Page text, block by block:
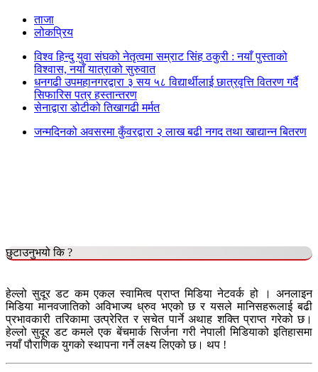
ताजा
लोकप्रिय
विश्व हिन्दु युवा संघको नेतृत्वमा सम्राट सिंह ठकुरी : नयाँ पुस्ताको
विश्वास, नयाँ यात्राको सुरुवात
धनगढी उपमहानगरद्वारा ३ सय ५८ विद्यार्थीलाई छात्रवृत्ति वितरण गर्दै
सिफारिस पत्र हस्तान्तरण
सेनाद्वारा डोटीको तिखागढी मर्मत
जन्मदिनको अवसरमा कुँवरद्वारा २ लाख बढी नगद तथा खाद्यान्न बितरण
छुटाउनुभयो कि ?
हेल्लो सुदूर डट कम एकल स्वामित्व प्राप्त मिडिया नेटवर्क हो । अनलाइन
मिडिया मानवजातिको अविभाज्य ध्रुव भएको छ र यसले मानिसहरूलाई बढी
प्रभावकारी तरिकामा उत्प्रेरित र सचेत पार्ने अथाह शक्ति प्राप्त गरेको छ।
हेल्लो सुदूर डट कमले एक बेंचमार्क सिर्जना गरी नेपाली मिडियाको इतिहासमा
नयाँ पौराणिक युगको स्थापना गर्ने लक्ष्य लिएको छ। थप !